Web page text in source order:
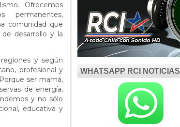
Ofrecemos
permanentes,
comunidad que
desarrollo y la
y según
profesional y
ser mamá,
de energía,
y no sólo
educativa y
WHATSAPP RCI NOTICIAS